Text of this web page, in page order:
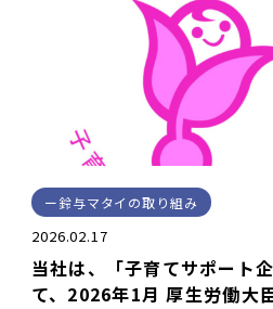
鈴与マタイの取り組み
2026.02.17
当社は、「子育てサポート
て、2026年1月 厚生労働大